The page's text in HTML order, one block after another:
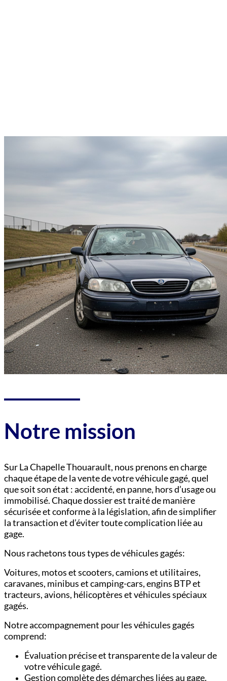
Notre mission
Sur La Chapelle Thouarault, nous prenons en charge
chaque étape de la vente de votre véhicule gagé, quel
que soit son état : accidenté, en panne, hors d’usage ou
immobilisé. Chaque dossier est traité de manière
sécurisée et conforme à la législation, afin de simplifier
la transaction et d’éviter toute complication liée au
gage.
Nous rachetons tous types de véhicules gagés:
Voitures, motos et scooters,camions et utilitaires,
caravanes, minibus et camping-cars,engins BTP et
tracteurs,avions, hélicoptères et véhicules spéciaux
gagés.
Notre accompagnement pour les véhicules gagés
comprend:
Évaluation précise et transparente de la valeur de
votre véhicule gagé.
Gestion complète des démarches liées au gage.